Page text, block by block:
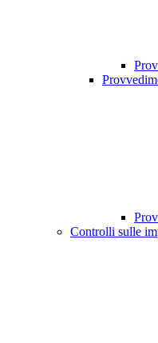
Controlli sulle